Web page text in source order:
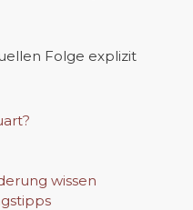
Folge explizit
wissen